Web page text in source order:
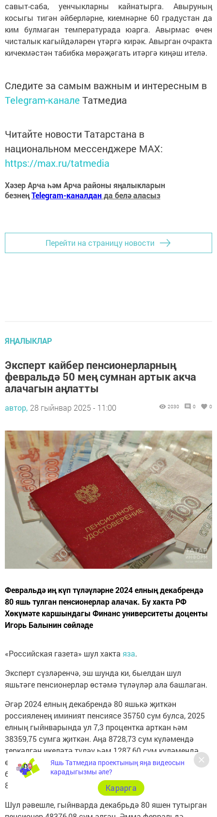
савыт-саба, уенчыкларны кайнатырга. Авыруның
косыгы тигән әйберләрне, киемнәрне 60 градустан да
ким булмаган температурада юарга. Авырмас өчен
чисталык кагыйдәләрен үтәргә кирәк. Авырган очракта
кичекмәстән табибка мөрәҗәгать итәргә киңәш ителә.
Следите за самым важным и интересным в
Telegram-канале Татмедиа
Читайте новости Татарстана в
национальном мессенджере MАХ:
https://max.ru/tatmedia
Хәзер Арча һәм Арча районы яңалыкларын
безнеңTelegram-каналданда белә аласыз
Перейти на страницу новости
ЯҢАЛЫКЛАР
Эксперт кайбер пенсионерларның
февральдә 50 мең сумнан артык акча
алачагын аңлатты
автор, 28 гыйнвар 2025 - 11:00 2030 0 0
Февральдә иң күп түләүләрне 2024 елның декабрендә
80 яшь тулган пенсионерлар алачак. Бу хакта РФ
Хөкүмәте каршындагы Финанс университеты доценты
Игорь Балынин сөйләде
«Российская газета» шул хакта яза.
Эксперт сүзләренчә, эш шунда ки, быелдан шул
яшьтәге пенсионерлар өстәмә түләүләр ала башлаган.
Әгәр 2024 елның декабрендә 80 яшькә җиткән
россияленең иминият пенсиясе 35750 сум булса, 2025
елның гыйнварында ул 7,3 процентка арткан һәм
38359,75 сумга җиткән. Аңа 8728,73 сум күләмендә
теркәлгән икеләтә түләү һәм 1287,60 сум күләмендә
өстәмә түләү күчерелде - соңгысы агымдагы елдан
башлап беренче төркем инвалидлыклары булган яисә
80 яшькә җиткән барлык пенсионерларга билгеләнә.
Шул рәвешле, гыйнварда декабрьдә 80 яшен тутырган
Яшь Татмедиа проектының яңа видеосын
карадыгызмы әле?
Карарга